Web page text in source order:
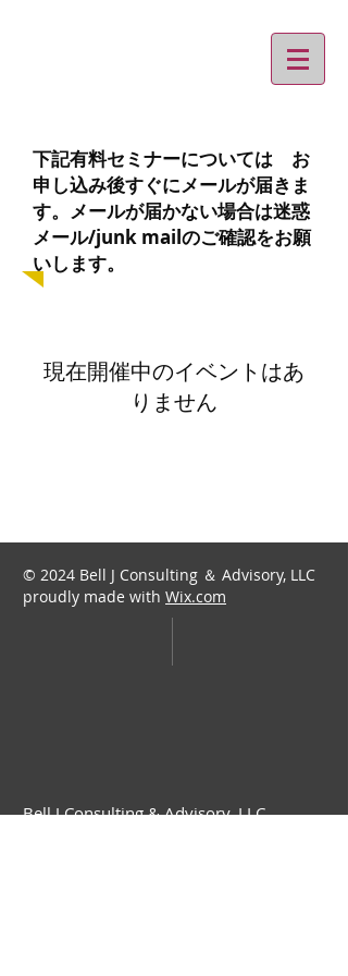
​下記有料セミナーについては お
申し込み後すぐにメールが届きま
す。メールが届かない場合は迷惑
メール/junk mailのご確認をお願
いします。
現在開催中のイベントはあ
りません
© 2024 Bell J Consulting ＆ Advisory, LLC
proudly made with Wix.com
​Bell J Consulting & Advisory, LLC​